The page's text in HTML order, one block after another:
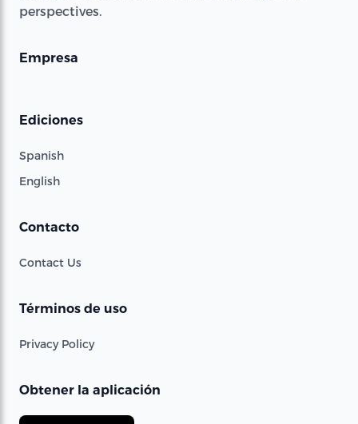
perspectives.
Empresa
Ediciones
Spanish
English
Contacto
Contact Us
Términos de uso
Privacy Policy
Obtener la aplicación